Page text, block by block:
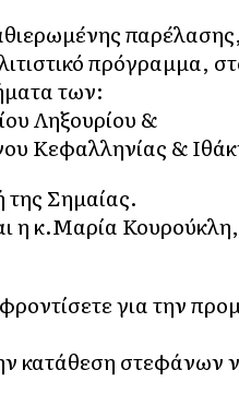
πρόγραμμα,
των:
Ληξουρίου &
Κεφαλληνίας &
Σημαίας.
η κ.Μαρία Κουρούκλη,
για την
κατάθεση